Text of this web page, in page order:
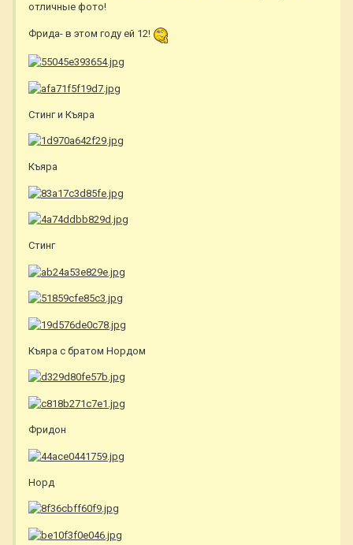
отличные фото!
Фрида- в этом году ей 12!
Стинг и Къяра
Къяра
Стинг
Къяра с братом Нордом
Фридон
Норд